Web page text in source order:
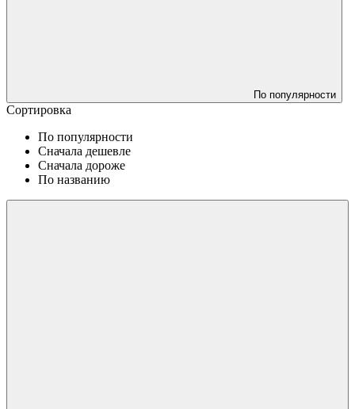
По популярности
Сортировка
По популярности
Сначала дешевле
Сначала дороже
По названию